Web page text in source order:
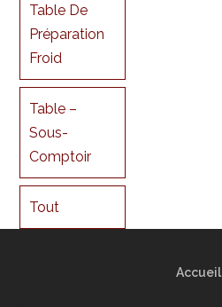
Table De
Préparation
Froid
Table –
Sous-
Comptoir
Tout
Accueil